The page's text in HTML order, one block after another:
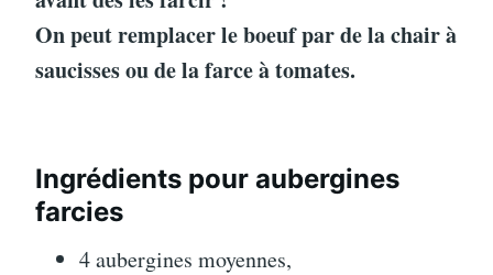
On peut remplacer le boeuf par de la chair à
saucisses ou de la farce à tomates.
Ingrédients pour aubergines
farcies
4 aubergines moyennes,